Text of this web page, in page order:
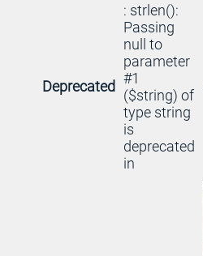
Deprecated
: strlen():
Passing
null to
parameter
#1
($string) of
type string
is
deprecated
in